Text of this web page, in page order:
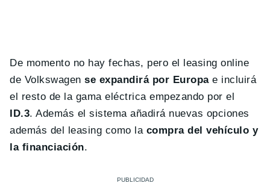
De momento no hay fechas, pero el leasing online
de Volkswagense expandirá por Europae incluirá
el resto de la gama eléctrica empezando por el
ID.3. Además el sistema añadirá nuevas opciones
además del leasing como la compra del vehículo y
la financiación.